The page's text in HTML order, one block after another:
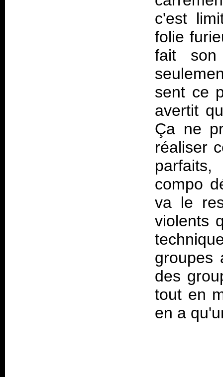
c'est
folie
fait
sent ce
avertit
Ça ne
réaliser
compo
va le
violents
groupes
des
tout en